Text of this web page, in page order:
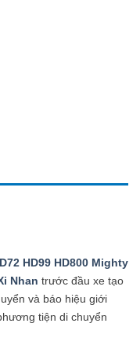
HD99 HD800 Mighty
Nhan trước đầu xe tạo
và báo hiệu giới
tiện di chuyển